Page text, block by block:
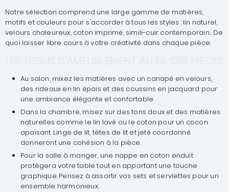
Notre sélection comprend une large gamme de matières,
motifs et couleurs pour s'accorder à tous les styles : lin naturel,
velours chaleureux, coton imprimé, simili-cuir contemporain... De
quoi laisser libre cours à votre créativité dans chaque pièce.
Au salon, mixez les matières avec un canapé en velours,
des rideaux en lin épais et des coussins en jacquard pour
une ambiance élégante et confortable.
Dans la chambre, misez sur des tons doux et des matières
naturelles comme le lin lavé ou le coton pour un cocon
apaisant. Linge de lit, têtes de lit et jeté coordonné
donneront une cohésion à la pièce.
Pour la salle à manger, une nappe en coton enduit
protègera votre table tout en apportant une touche
graphique. Pensez à assortir vos sets et serviettes pour un
ensemble harmonieux.